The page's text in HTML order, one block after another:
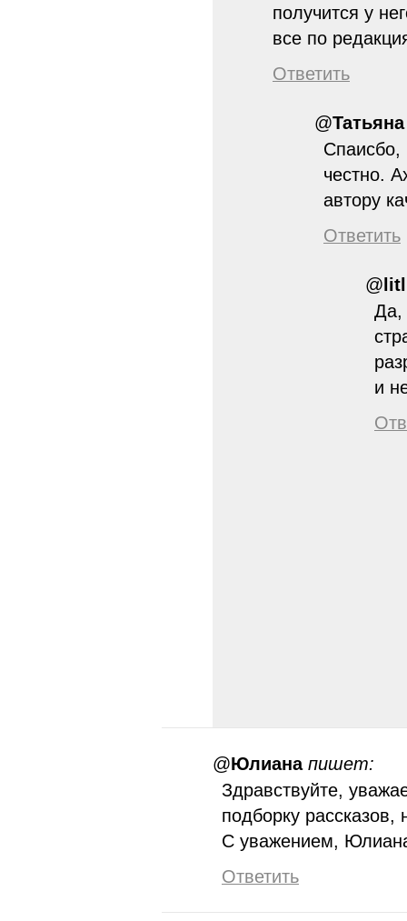
получится у
все по
Ответить
@Татьяна
Спаисбо,
честно.
автору
Ответить
@
Да,
и
@Юлиана пишет:
Здравствуйте,
подборку
С уважением,
Ответить